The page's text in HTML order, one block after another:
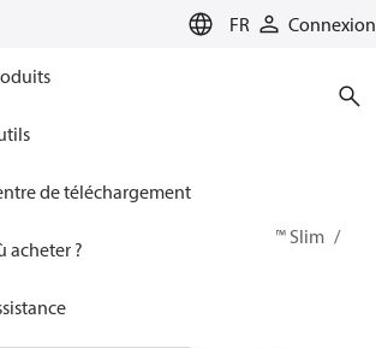
FR Connexion
de téléchargement
acheter ?
Climate Solutions - cooling
Optyma™ Slim